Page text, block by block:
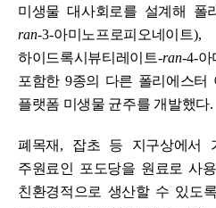
미생물 대사회로를 설계해 폴
ran-3-아미노프로피오네이트
하이드록시뷰티레이트-ran-4-아
포함한 9종의 다른 폴리에스터
플랫폼 미생물 균주를 개발했다.
폐목재 , 잡초 등 지구상에서
주원료인 포도당을 원료로 사
친환경적으로 생산할 수 있도